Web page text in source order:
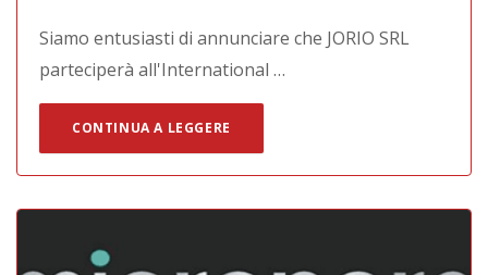
Siamo entusiasti di annunciare che JORIO SRL
parteciperà all'International …
CONTINUA A LEGGERE